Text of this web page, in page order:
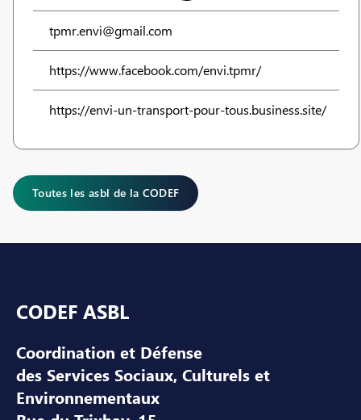
tpmr.envi@gmail.com
https://www.facebook.com/envi.tpmr/
https://envi-un-transport-pour-tous.business.site/
Toutes les asbl de la CODEF
CODEF ASBL
Coordination et Défense
des Services Sociaux, Culturels et
Environnementaux